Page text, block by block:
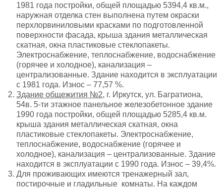
1981 года постройки, общей площадью 5394,4 кв.м.,
наружная отделка стен выполнена путем окраски
перхлорвиниловыми красками по подготовленной
поверхности фасада, крыша здания металлическая
скатная, окна пластиковые стеклопакеты.
Электроснабжение, теплоснабжение, водоснабжение
(горячее и холодное), канализация –
централизованные. Здание находится в эксплуатации
с 1981 года. Износ – 77,57 %.
Здание общежития №2, г. Иркутск, ул. Багратиона,
54в. 5-ти этажное панельное железобетонное здание
1990 года постройки, общей площадью 5285,4 кв.м.
крыша здания металлическая скатная, окна
пластиковые стеклопакеты. Электроснабжение,
теплоснабжение, водоснабжение (горячее и
холодное), канализация – централизованные. Здание
находится в эксплуатации с 1990 года. Износ – 39,4%.
Для проживающих имеются тренажерный зал,
постирочные и гладильные комнаты. На каждом